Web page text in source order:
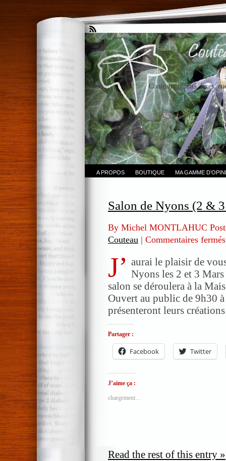
Couteaux pliants, fixes,
A PROPOS BOUTIQUE MA GAMME
Salon de Nyons (2 &
By Michel MONTLAHUC
Couteau | Commentaires fermés
J’ aurai le plaisir de
Nyons les 2 et 3
salon se déroulera à la
Ouvert au public de 9h30
présenteront leurs
Partager :
Facebook Twitter
J’aime ça :
chargement…
Read the rest of this entry »